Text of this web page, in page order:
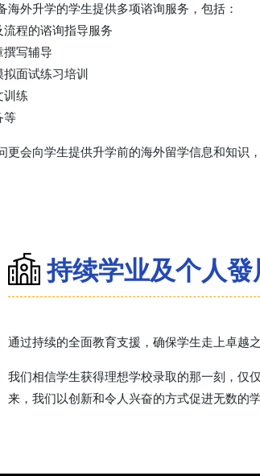
海外升学的学生提供多项谘询服务，包括：
程的谘询指导服务
撰写辅导
面试练习培训
训练
等
更会向学生提供升学前的海外留学信息和知识
持续学业及个人發
通过持续的全面教育支援，确保学生走上卓越
我们相信学生获得理想学校录取的那一刻，仅
来，我们以创新和令人兴奋的方式促进无数的